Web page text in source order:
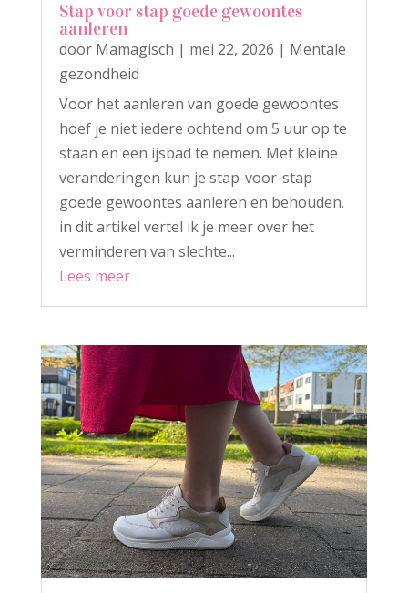
Stap voor stap goede gewoontes
aanleren
door Mamagisch | mei 22, 2026 | Mentale
gezondheid
Voor het aanleren van goede gewoontes
hoef je niet iedere ochtend om 5 uur op te
staan en een ijsbad te nemen. Met kleine
veranderingen kun je stap-voor-stap
goede gewoontes aanleren en behouden.
in dit artikel vertel ik je meer over het
verminderen van slechte...
Lees meer